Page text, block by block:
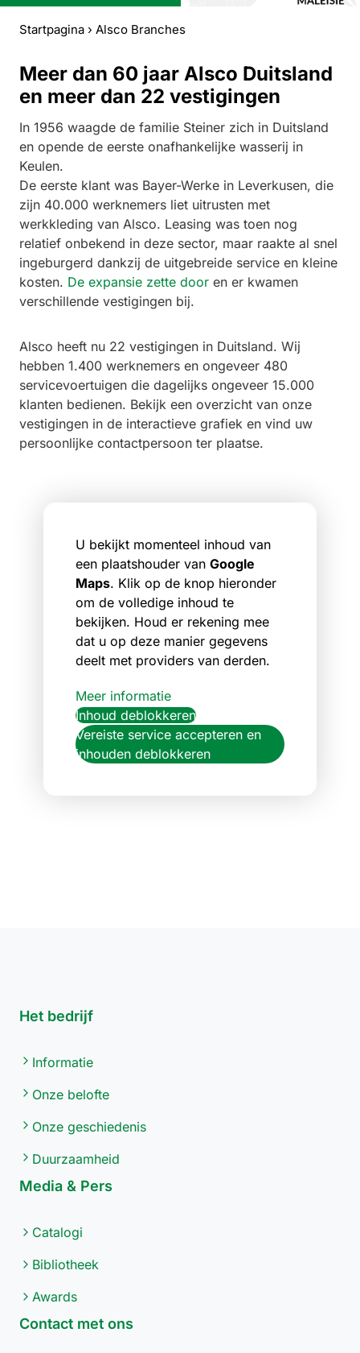
Startpagina › Alsco Branches
Meer dan 60 jaar Alsco Duitsland
en meer dan 22 vestigingen
In 1956 waagde de familie Steiner zich in Duitsland
en opende de eerste onafhankelijke wasserij in
Keulen.
De eerste klant was Bayer-Werke in Leverkusen, die
zijn 40.000 werknemers liet uitrusten met
werkkleding van Alsco. Leasing was toen nog
relatief onbekend in deze sector, maar raakte al snel
ingeburgerd dankzij de uitgebreide service en kleine
kosten. De expansie zette door en er kwamen
verschillende vestigingen bij.
Alsco heeft nu 22 vestigingen in Duitsland. Wij
hebben 1.400 werknemers en ongeveer 480
servicevoertuigen die dagelijks ongeveer 15.000
klanten bedienen. Bekijk een overzicht van onze
vestigingen in de interactieve grafiek en vind uw
persoonlijke contactpersoon ter plaatse.
U bekijkt momenteel inhoud van
een plaatshouder van Google
Maps. Klik op de knop hieronder
om de volledige inhoud te
bekijken. Houd er rekening mee
dat u op deze manier gegevens
deelt met providers van derden.
Meer informatie
Inhoud deblokkeren
Vereiste service accepteren en
inhouden deblokkeren
Het bedrijf
Informatie
Onze belofte
Onze geschiedenis
Duurzaamheid
Media & Pers
Catalogi
Bibliotheek
Awards
Contact met ons